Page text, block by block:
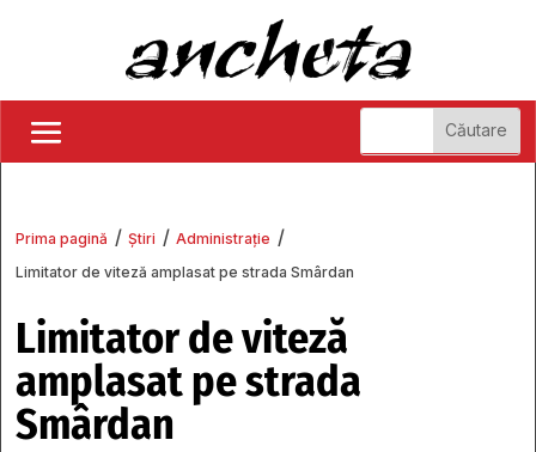
Prima pagină / Știri / Administrație /
Limitator de viteză amplasat pe strada Smârdan
Limitator de viteză
amplasat pe strada
Smârdan